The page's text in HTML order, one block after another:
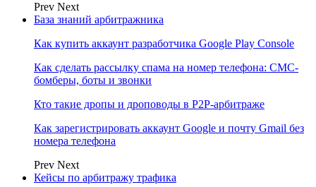
Prev Next
База знаний арбитражника
Как купить аккаунт разработчика Google Play Console
Как сделать рассылку спама на номер телефона: СМС-
бомберы, боты и звонки
Кто такие дропы и дроповоды в P2P-арбитраже
Как зарегистрировать аккаунт Google и почту Gmail без
номера телефона
Prev Next
Кейсы по арбитражу трафика